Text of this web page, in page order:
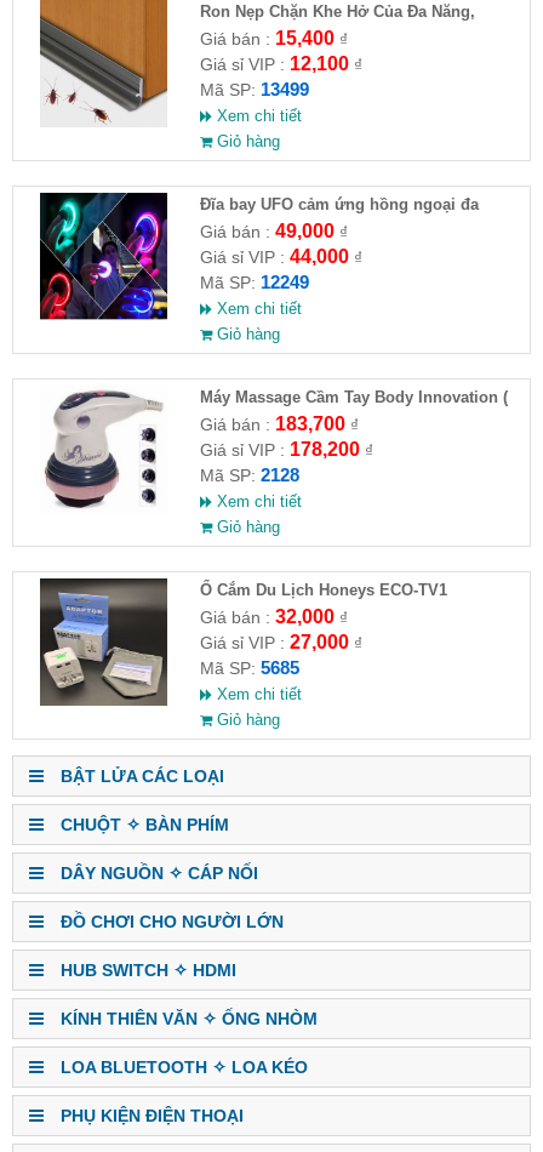
Ron Nẹp Chặn Khe Hở Của Đa Năng,
Chống Côn Trùng( HĐ )
Giá bán : 15,400₫
Giá sỉ VIP : 12,100₫
Mã SP: 13499
Xem chi tiết
Giỏ hàng
Đĩa bay UFO cảm ứng hồng ngoại đa
chiều tự động bay về
Giá bán : 49,000₫
Giá sỉ VIP : 44,000₫
Mã SP: 12249
Xem chi tiết
Giỏ hàng
Máy Massage Cầm Tay Body Innovation (
HĐ )
Giá bán : 183,700₫
Giá sỉ VIP : 178,200₫
Mã SP: 2128
Xem chi tiết
Giỏ hàng
Ổ Cắm Du Lịch Honeys ECO-TV1
Giá bán : 32,000₫
Giá sỉ VIP : 27,000₫
Mã SP: 5685
Xem chi tiết
Giỏ hàng
BẬT LỬA CÁC LOẠI
CHUỘT ✧ BÀN PHÍM
DÂY NGUỒN ✧ CÁP NỐI
ĐỒ CHƠI CHO NGƯỜI LỚN
HUB SWITCH ✧ HDMI
KÍNH THIÊN VĂN ✧ ỐNG NHÒM
LOA BLUETOOTH ✧ LOA KÉO
PHỤ KIỆN ĐIỆN THOẠI